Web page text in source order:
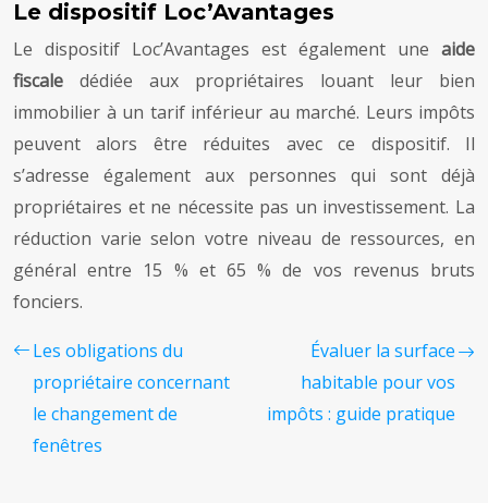
Le dispositif Loc’Avantages
Le dispositif Loc’Avantages est également une aide
fiscale dédiée aux propriétaires louant leur bien
immobilier à un tarif inférieur au marché. Leurs impôts
peuvent alors être réduites avec ce dispositif. Il
s’adresse également aux personnes qui sont déjà
propriétaires et ne nécessite pas un investissement. La
réduction varie selon votre niveau de ressources, en
général entre 15 % et 65 % de vos revenus bruts
fonciers.
Les obligations du
propriétaire concernant
le changement de
fenêtres
Évaluer la surface
habitable pour vos
impôts : guide pratique